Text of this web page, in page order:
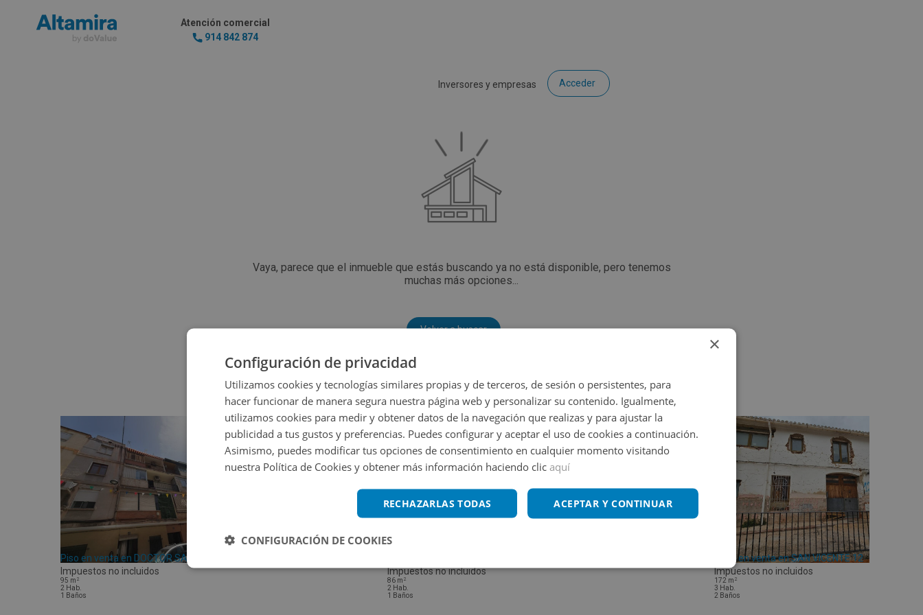
Atención comercial
914 842 874
Inversores y empresas Acceder
Vaya, parece que el inmueble que estás buscando ya no está disponible, pero tenemos
muchas más opciones...
Volver a buscar
Piso en venta en DOCTOR SANCHIS PEIRO 15
Impuestos no incluidos
95 m 2
2 Hab.
1
Baños
Impuestos no incluidos
86 m 2
2 Hab.
1
Baños
Casa en venta en SAN VICENTE 12
Impuestos no incluidos
172 m 2
3 Hab.
2 Baños
×
Configuración de privacidad
Utilizamos cookies y tecnologías similares propias y de terceros, de sesión o persistentes, para
hacer funcionar de manera segura nuestra página web y personalizar su contenido. Igualmente,
utilizamos cookies para medir y obtener datos de la navegación que realizas y para ajustar la
publicidad a tus gustos y preferencias. Puedes configurar y aceptar el uso de cookies a continuación.
Asimismo, puedes modificar tus opciones de consentimiento en cualquier momento visitando
nuestra Política de Cookies y obtener más información haciendo clic aquí
ACEPTAR Y CONTINUAR
RECHAZARLAS TODAS
CONFIGURACIÓN DE COOKIES